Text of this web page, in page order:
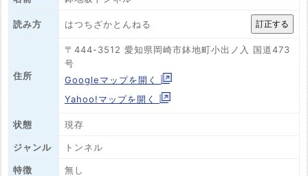
読み方 はつちざかとんねる
住所
〒444-3512 愛知県岡崎市鉢地町小出ノ入 国道473
号
Googleマップを開く
Yahoo!マップを開く
状態 現存
ジャンル トンネル
特徴 無し